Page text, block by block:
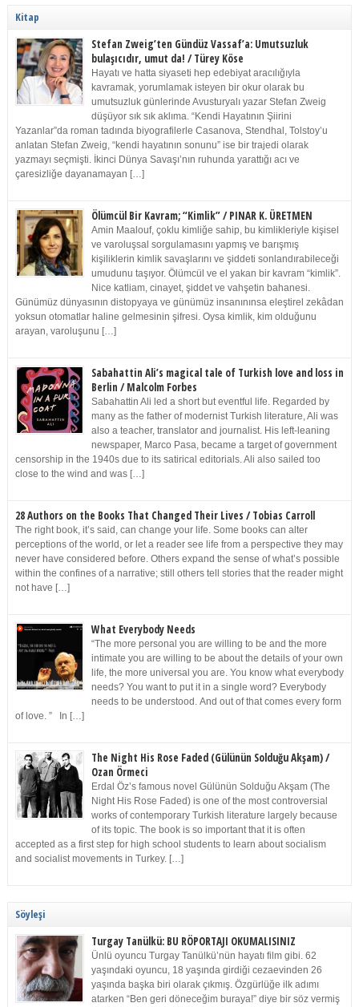
Kitap
Stefan Zweig’ten Gündüz Vassaf’a: Umutsuzluk
bulaşıcıdır, umut da! / Türey Köse
Hayatı ve hatta siyaseti hep edebiyat aracılığıyla
kavramak, yorumlamak isteyen bir okur olarak bu
umutsuzluk günlerinde Avusturyalı yazar Stefan Zweig
düşüyor sık sık aklıma. “Kendi Hayatının Şiirini
Yazanlar”da roman tadında biyografilerle Casanova, Stendhal, Tolstoy’u
anlatan Stefan Zweig, “kendi hayatının sonunu” ise bir trajedi olarak
yazmayı seçmişti. İkinci Dünya Savaşı’nın ruhunda yarattığı acı ve
çaresizliğe dayanamayan […]
Ölümcül Bir Kavram; “Kimlik” / PINAR K. ÜRETMEN
Amin Maalouf, çoklu kimliğe sahip, bu kimlikleriyle kişisel
ve varoluşsal sorgulamasını yapmış ve barışmış
kişiliklerin kimlik savaşlarını ve şiddeti sonlandırabileceği
umudunu taşıyor. Ölümcül ve el yakan bir kavram “kimlik”.
Nice katliam, cinayet, şiddet ve vahşetin bahanesi.
Günümüz dünyasının distopyaya ve günümüz insanınınsa eleştirel zekâdan
yoksun otomatlar haline gelmesinin şifresi. Oysa kimlik, kim olduğunu
arayan, varoluşunu […]
Sabahattin Ali’s magical tale of Turkish love and loss in
Berlin / Malcolm Forbes
Sabahattin Ali led a short but eventful life. Regarded by
many as the father of modernist Turkish literature, Ali was
also a teacher, translator and journalist. His left-leaning
newspaper, Marco Pasa, became a target of government
censorship in the 1940s due to its satirical editorials. Ali also sailed too
close to the wind and was […]
28 Authors on the Books That Changed Their Lives / Tobias Carroll
The right book, it’s said, can change your life. Some books can alter
perceptions of the world, or let a reader see life from a perspective they may
never have considered before. Others expand the sense of what’s possible
within the confines of a narrative; still others tell stories that the reader might
not have […]
What Everybody Needs
“The more personal you are willing to be and the more
intimate you are willing to be about the details of your own
life, the more universal you are. You know what everybody
needs? You want to put it in a single word? Everybody
needs to be understood. And out of that comes every form
of love. ” In […]
The Night His Rose Faded (Gülünün Solduğu Akşam) /
Ozan Örmeci
Erdal Öz’s famous novel Gülünün Solduğu Akşam (The
Night His Rose Faded) is one of the most controversial
works of contemporary Turkish literature largely because
of its topic. The book is so important that it is often
accepted as a first step for high school students to learn about socialism
and socialist movements in Turkey. […]
Söyleşi
Turgay Tanülkü: BU RÖPORTAJI OKUMALISINIZ
Ünlü oyuncu Turgay Tanülkü’nün hayatı film gibi. 62
yaşındaki oyuncu, 18 yaşında girdiği cezaevinden 26
yaşında başka biri olarak çıkmış. Özgürlüğe ilk adımı
atarken “Ben geri döneceğim buraya!” diye bir söz vermiş